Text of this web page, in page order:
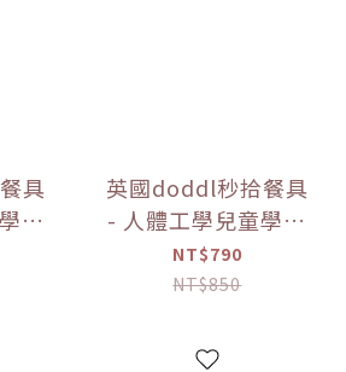
具
習
選
英國doddl秒拾餐具
- 人體工學兒童學習
餐具2件組 4款可選
【優惠限定】
NT$790
NT$850